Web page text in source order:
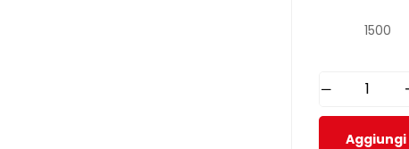
1500
Aggiungi